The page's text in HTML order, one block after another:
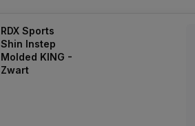
RDX Sports
Shin Instep
Molded KING -
Zwart